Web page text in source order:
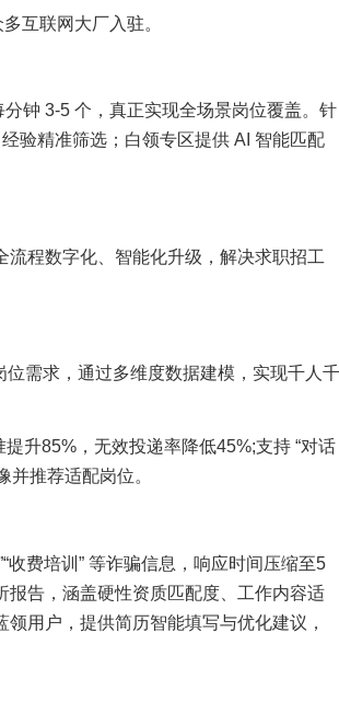
互联网大厂入驻。
钟 3-5 个，真正实现全场景岗位覆盖。针
验精准筛选；白领专区提供 AI 智能匹配
程数字化、智能化升级，解决求职招工
位需求，通过多维度数据建模，实现千人千
升85%，无效投递率降低45%;支持 “对话
推荐适配岗位。
收费培训” 等诈骗信息，响应时间压缩至5
告，涵盖硬性资质匹配度、工作内容适
用户，提供简历智能填写与优化建议，